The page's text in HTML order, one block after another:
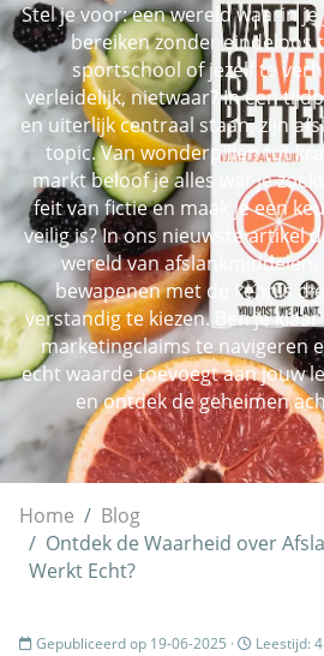
Stel je voor: een wereld waarin
bereiken zonder eindeloos
sportschool of jezelf te
verleidelijk, nietwaar? In een
en uiterlijk centraal staan, zijn
topic. Van wonderpillen tot
markt beloof je alles wat je
feit van fictie en maak je een
veilig is? In ons nieuwste artikel
wereld van afslankmiddelen,
bewapenen met de kennis
verstandig te kiezen. Ben je
marketingclaims te navigeren
echt waarde toevoegt aan jouw
en ontdek de geheimen
Home
Blog
Ontdek de Waarheid over
Werkt Echt?
Gepubliceerd op 19-06-2025 · Leestijd: